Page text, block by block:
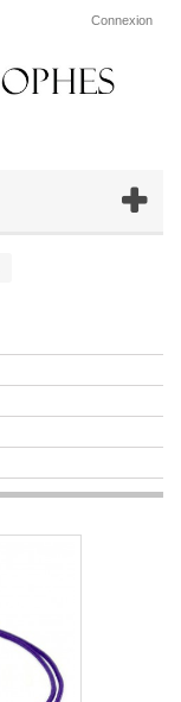
Connexion